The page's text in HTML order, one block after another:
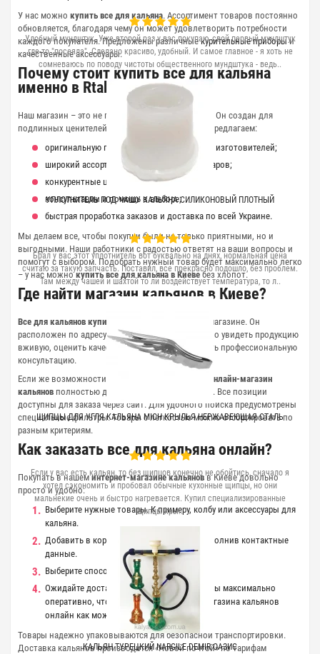
Удобный мундштук. Уже второй раз у вас покупаю, свой первый мундштук
где-то "посеяла". Сделано красиво, удобный. И самое главное - я хоть не
сомневаюсь по поводу чистоты общественного мундштука - ведь..
УПЛОТНИТЕЛЬ ПОД ЧАШУ КАЛЬЯНА СИЛИКОНОВЫЙ ПЛОТНЫЙ
Брал у вас этот уплотнитель вот буквально на днях, нормальная цена
считаю за такую запчасть. Поставил, все прекрасно подошло, без проблем.
Там между чашей и шахтой то ли воздействует температура, то л..
ЩИПЦЫ ДЛЯ УГЛЯ КАЛЬЯНА MICH КРЫЛЬЯ НЕРЖАВЕЮЩАЯ СТАЛЬ
Если у вас есть кальян, то без щипцов конечно не обойтись, сначало я
хотел сэкономить и пробовал обычные кухонные щипцы, но они
мальнекие очень и быстро нагревается. Купил специализированные
щипцы кры..
КАЛЬЯН ТУРЕЦКИЙ NARGILE DEMIR ОАЗИС
У нас можно купить все для кальяна. Ассортимент товаров постоянно
обновляется, благодаря чему он может удовлетворить потребности
каждого покупателя. Предложены различныекурительные приборыи
качественные аксессуары.
Почему стоит купить все для кальяна
именно в Rtabak?
Наш магазин – это не просто торговая площадка. Он создан для
подлинных ценителей кальянной культуры. Мы предлагаем:
оригинальную продукцию от проверенных изготовителей;
широкий ассортимент разнообразных товаров;
конкурентные цены и постоянные акции;
консультации и помощь в выборе;
быстрая проработка заказов и доставка по всей Украине.
Мы делаем все, чтобы покупки были не только приятными, но и
выгодными. Наши работники с радостью ответят на ваши вопросы и
помогут с выбором. Подобрать нужный товар будет максимально легко
– у нас можнокупить все для кальяна в Киевебез хлопот.
Где найти магазин кальянов в Киеве?
Все для кальянов купить (Киев)
можно в нашем магазине. Он
расположен по адресу Приречная, 13. Здесь можно увидеть продукцию
вживую, оценить качество материалов и получить профессиональную
консультацию.
Если же возможности посетить лично нет, наш
онлайн-магазин
кальянов полностью дублирует этот ассортимент. Все позиции
доступны для заказа через сайт. Для удобного поиска предусмотрены
специальные фильтры. Товары с легкостью можно отсортировать по
разным критериям.
Как заказать все для кальяна онлайн?
Покупать в нашеминтернет-магазине кальяновв Киеве довольно
просто и удобно:
Выберите нужные товары. К примеру, колбу или аксессуары для
кальяна.
Добавить в корзину и оформить заказ, заполнив контактные
данные.
Выберите способ оплаты.
Ожидайте доставки. Мы отправляем заказы максимально
оперативно, чтобы вы получили все из магазина кальянов
онлайн как можно скорее.
Товары надежно упаковываются для безопасной транспортировки.
Доставка кальянов производится «Новой почтой» по тарифам